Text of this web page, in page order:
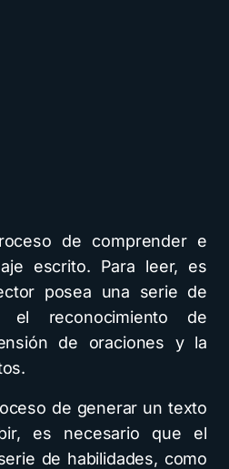
de comprender e
escrito. Para leer, es
posea una serie de
el reconocimiento de
de oraciones y la
de generar un texto
es necesario que el
de habilidades, como